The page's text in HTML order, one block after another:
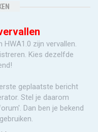
zijn vervallen.
Kies dezelfde
geplaatste bericht
Stel je daarom
Dan ben je bekend